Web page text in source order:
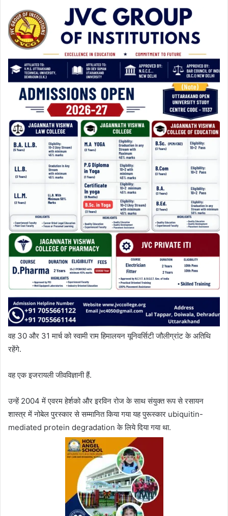
वह 30 और 31 मार्च को स्वामी राम हिमालयन यूनिवर्सिटी जौलीग्रांट के अतिथि
रहेंगे.
वह एक इजरायली जीवविज्ञानी हैं.
उन्हें 2004 में एवरम हेर्शको और इरविन रोज के साथ संयुक्त रूप से रसायन
शास्त्र में नोबेल पुरस्कार से सम्मानित किया गया यह पुरूस्कार ubiquitin-
mediated protein degradation के लिये दिया गया था.